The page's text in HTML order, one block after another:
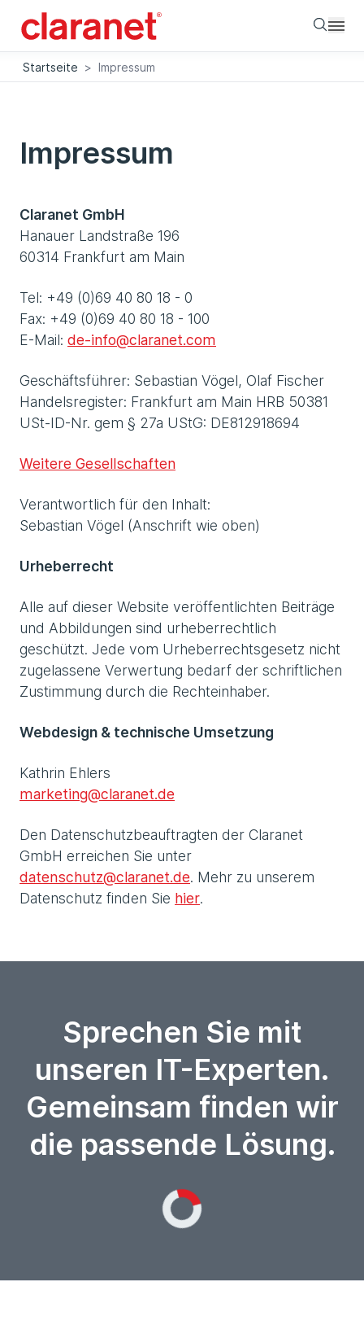
Startseite > Impressum
Impressum
Claranet GmbH
Hanauer Landstraße 196
60314 Frankfurt am Main
Tel: +49 (0)69 40 80 18 - 0
Fax: +49 (0)69 40 80 18 - 100
E-Mail: de-info@claranet.com
Geschäftsführer: Sebastian Vögel, Olaf Fischer
Handelsregister: Frankfurt am Main HRB 50381
USt-ID-Nr. gem § 27a UStG: DE812918694
Weitere Gesellschaften
Verantwortlich für den Inhalt:
Sebastian Vögel (Anschrift wie oben)
Urheberrecht
Alle auf dieser Website veröffentlichten Beiträge
und Abbildungen sind urheberrechtlich
geschützt. Jede vom Urheberrechtsgesetz nicht
zugelassene Verwertung bedarf der schriftlichen
Zustimmung durch die Rechteinhaber.
Webdesign & technische Umsetzung
Kathrin Ehlers
marketing@claranet.de
Den Datenschutzbeauftragten der Claranet
GmbH erreichen Sie unter
datenschutz@claranet.de. Mehr zu unserem
Datenschutz finden Sie hier.
Sprechen Sie mit
unseren IT-Experten.
Gemeinsam finden wir
die passende Lösung.